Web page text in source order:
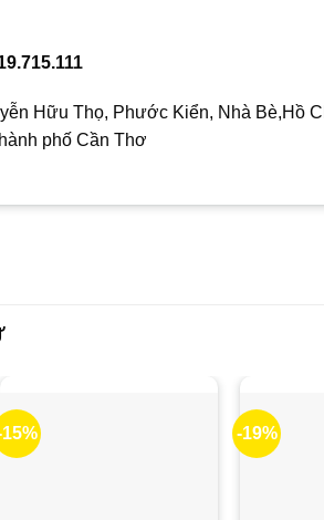
Hữu Thọ, Phước Kiển, Nhà Bè,Hồ
phố Cần Thơ
-19%